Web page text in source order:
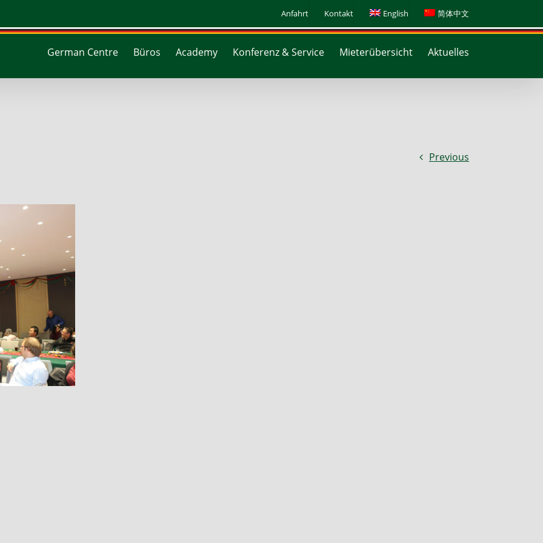
Anfahrt Kontakt English 简体中文
German Centre Büros Academy Konferenz & Service Mieterübersicht Aktuelles
Previous